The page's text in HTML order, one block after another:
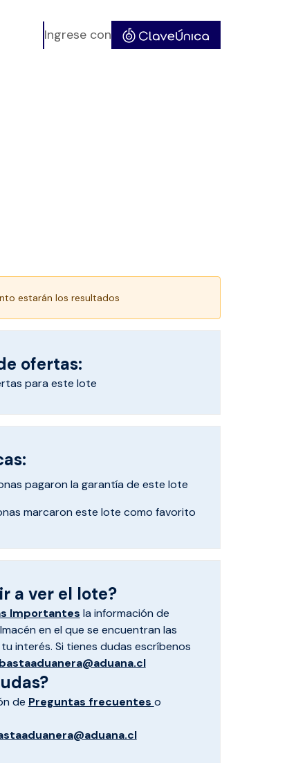
Ingrese con
estarán los resultados
ofertas:
para este lote
pagaron la garantía de este lote
marcaron este lote como favorito
a ver el lote?
Importantes la información de
en el que se encuentran las
interés. Si tienes dudas escríbenos
de Preguntas frecuentes o